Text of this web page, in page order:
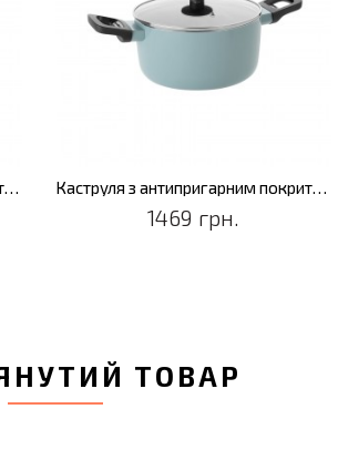
Каструля з антипригарним покриттям LEO SLATE, діам. 24 см, 5,6 л Каструля з антипригарним покриттям LEO SLATE, діам. 20 см, 2,9 л
1469 грн.
ТОВАР